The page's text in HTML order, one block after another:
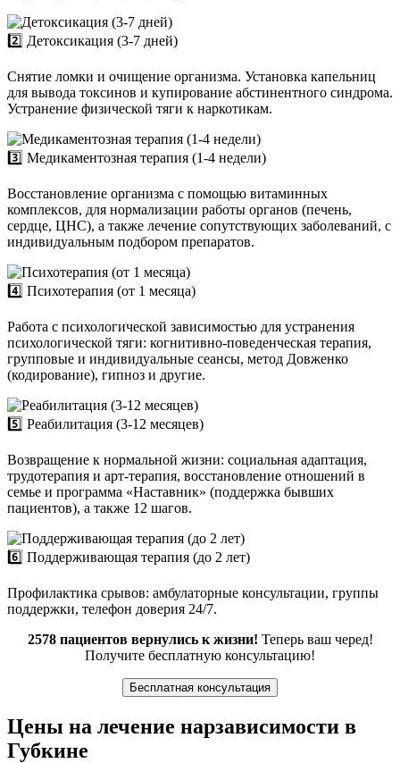
2️⃣ Детоксикация (3-7 дней)
Снятие ломки и очищение организма. Установка капельниц
для вывода токсинов и купирование абстинентного синдрома.
Устранение физической тяги к наркотикам.
3️⃣ Медикаментозная терапия (1-4 недели)
Восстановление организма с помощью витаминных
комплексов, для нормализации работы органов (печень,
сердце, ЦНС), а также лечение сопутствующих заболеваний, с
индивидуальным подбором препаратов.
4️⃣ Психотерапия (от 1 месяца)
Работа с психологической зависимостью для устранения
психологической тяги: когнитивно-поведенческая терапия,
групповые и индивидуальные сеансы, метод Довженко
(кодирование), гипноз и другие.
5️⃣ Реабилитация (3-12 месяцев)
Возвращение к нормальной жизни: социальная адаптация,
трудотерапия и арт-терапия, восстановление отношений в
семье и программа «Наставник» (поддержка бывших
пациентов), а также 12 шагов.
6️⃣ Поддерживающая терапия (до 2 лет)
Профилактика срывов: амбулаторные консультации, группы
поддержки, телефон доверия 24/7.
2578 пациентов вернулись к жизни! Теперь ваш черед!
Получите бесплатную консультацию!
Бесплатная консультация
Цены на лечение нарзависимости в
Губкине